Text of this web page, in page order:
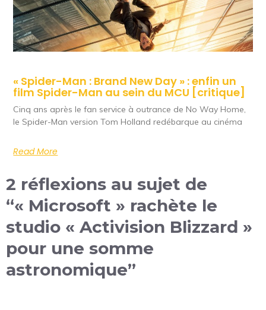
« Spider-Man : Brand New Day » : enfin un
film Spider-Man au sein du MCU [critique]
Cinq ans après le fan service à outrance de No Way Home,
le Spider-Man version Tom Holland redébarque au cinéma
Read More
2 réflexions au sujet de
“« Microsoft » rachète le
studio « Activision Blizzard »
pour une somme
astronomique”